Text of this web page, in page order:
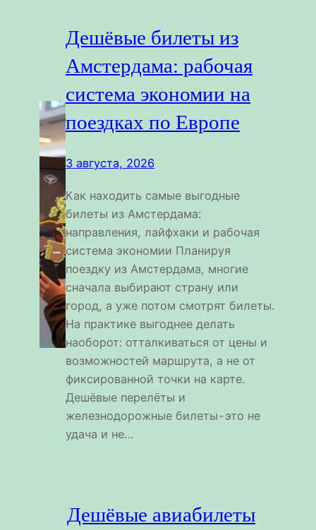
Дешёвые билеты из
Амстердама: рабочая
система экономии на
поездках по Европе
3 августа, 2026
Как находить самые выгодные
билеты из Амстердама:
направления, лайфхаки и рабочая
система экономии Планируя
поездку из Амстердама, многие
сначала выбирают страну или
город, а уже потом смотрят билеты.
На практике выгоднее делать
наоборот: отталкиваться от цены и
возможностей маршрута, а не от
фиксированной точки на карте.
Дешёвые перелёты и
железнодорожные билеты - это не
удача и не…
Дешёвые авиабилеты